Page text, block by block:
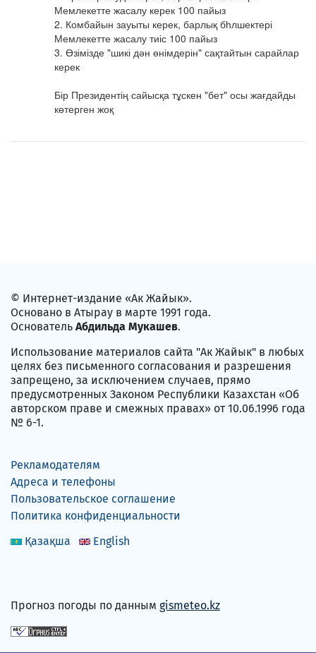
Мемлекетте жасалу керек 100 пайыз
2. Комбайын зауыты керек, барлық бһлшектері
Мемлекетте жасалу тиіс 100 пайыз
3. Өзімізде "шикі дән өнімдерін" сақтайтын сарайлар
керек
Бір Президентің сайысқа тұскен "бет" осы жағдайды
көтерген жоқ
© Интернет-издание «Ак Жайык».
Основано в Атырау в марте 1991 года.
Основатель Абдильда Мукашев.
Использование материалов сайта "Ак Жайык" в любых
целях без письменного согласования и разрешения
запрещено, за исключением случаев, прямо
предусмотренных Законом Республики Казахстан «Об
авторском праве и смежных правах» от 10.06.1996 года
№ 6-1.
Рекламодателям
Адреса и телефоны
Пользовательское соглашение
Политика конфиденциальности
Қазақша
English
Прогноз погоды по данным gismeteo.kz